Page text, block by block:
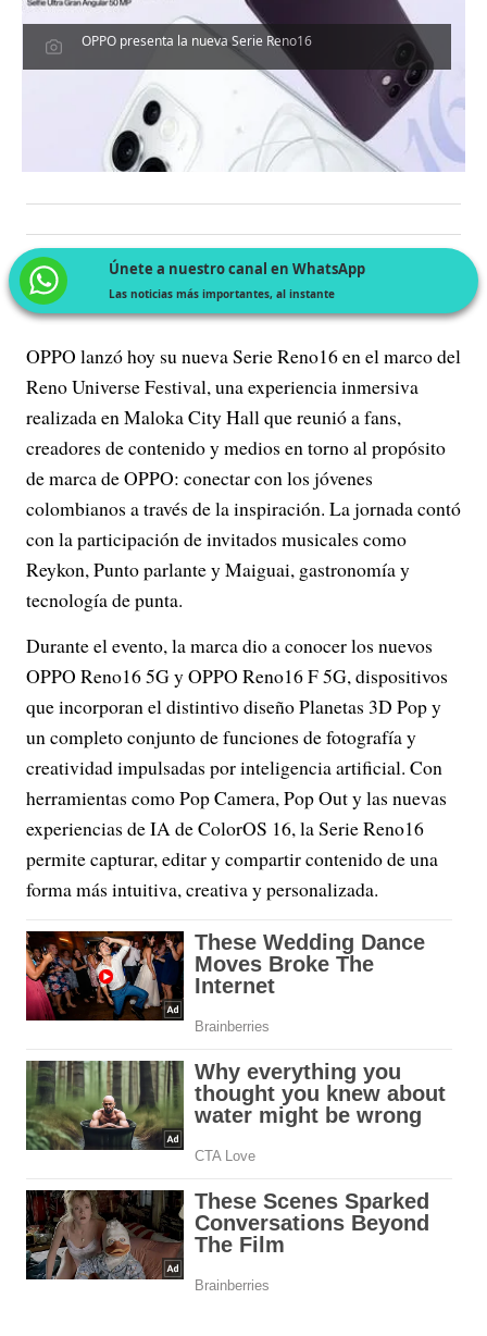
OPPO presenta la nueva Serie Reno16
Únete a nuestro canal en WhatsApp
Las noticias más importantes, al instante
OPPO lanzó hoy su nueva Serie Reno16 en el marco del
Reno Universe Festival, una experiencia inmersiva
realizada en Maloka City Hall que reunió a fans,
creadores de contenido y medios en torno al propósito
de marca de OPPO: conectar con los jóvenes
colombianos a través de la inspiración. La jornada contó
con la participación de invitados musicales como
Reykon, Punto parlante y Maiguai, gastronomía y
tecnología de punta.
Durante el evento, la marca dio a conocer los nuevos
OPPO Reno16 5G y OPPO Reno16 F 5G, dispositivos
que incorporan el distintivo diseño Planetas 3D Pop y
un completo conjunto de funciones de fotografía y
creatividad impulsadas por inteligencia artificial. Con
herramientas como Pop Camera, Pop Out y las nuevas
experiencias de IA de ColorOS 16, la Serie Reno16
permite capturar, editar y compartir contenido de una
forma más intuitiva, creativa y personalizada.